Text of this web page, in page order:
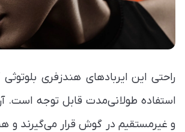
استفاده طولانی‌مدت قابل توجه
و غیرمستقیم در گوش قرار می‌گیرند و